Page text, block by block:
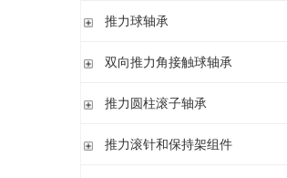
带内圈 密封
无挡边无内圈 开式
调心 有/无内圈
滚针/ 推力球轴承 无内圈 带或不带外罩
密封圈
推力球轴承
单向推力球轴承
双向推力角接触球轴承
双向推力角接触球轴承
推力圆柱滚子轴承
推力圆柱滚子轴承 保持架组件 推力轴承垫圈
推力滚针和保持架组件